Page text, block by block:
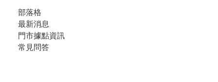
部落格
最新消息
門市據點資訊
常見問答